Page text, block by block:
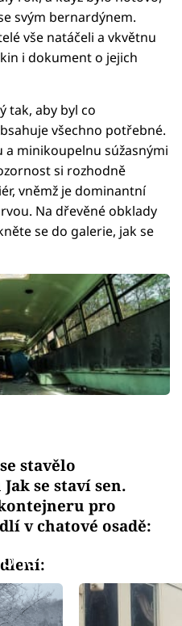
svým bernardýnem.
vše natáčeli a vkvětnu
i dokument o jejich
tak, aby byl co
všechno potřebné.
minikoupelnu súžasnými
si rozhodně
vněmž je dominantní
Na dřevěné obklady
se do galerie, jak se
stavělo
se staví sen.
pro
v chatové osadě:
fetch